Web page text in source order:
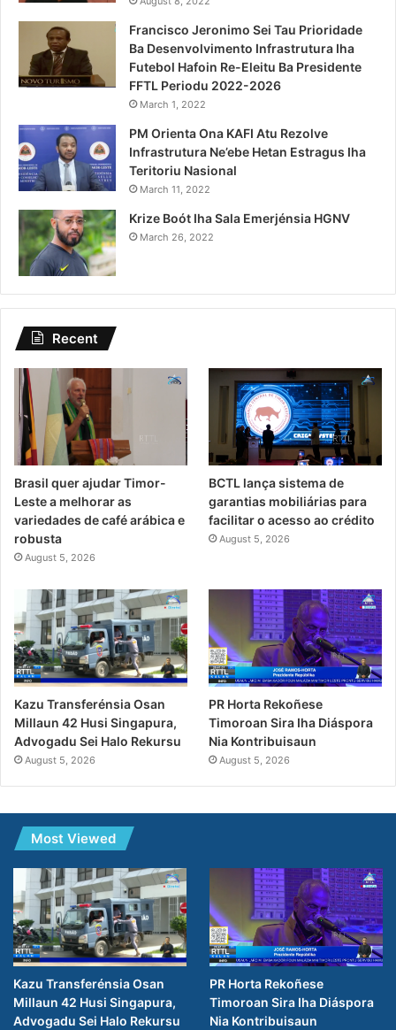
Francisco Jeronimo Sei Tau Prioridade
Ba Desenvolvimento Infrastrutura Iha
Futebol Hafoin Re-Eleitu Ba Presidente
FFTL Periodu 2022-2026
March 1, 2022
PM Orienta Ona KAFI Atu Rezolve
Infrastrutura Ne’ebe Hetan Estragus Iha
Teritoriu Nasional
March 11, 2022
Krize Boót Iha Sala Emerjénsia HGNV
March 26, 2022
Recent
Brasil quer ajudar Timor-
Leste a melhorar as
variedades de café arábica e
robusta
August 5, 2026
BCTL lança sistema de
garantias mobiliárias para
facilitar o acesso ao crédito
August 5, 2026
Kazu Transferénsia Osan
Millaun 42 Husi Singapura,
Advogadu Sei Halo Rekursu
August 5, 2026
PR Horta Rekoñese
Timoroan Sira Iha Diáspora
Nia Kontribuisaun
August 5, 2026
Most Viewed
Kazu Transferénsia Osan
Millaun 42 Husi Singapura,
Advogadu Sei Halo Rekursu
PR Horta Rekoñese
Timoroan Sira Iha Diáspora
Nia Kontribuisaun